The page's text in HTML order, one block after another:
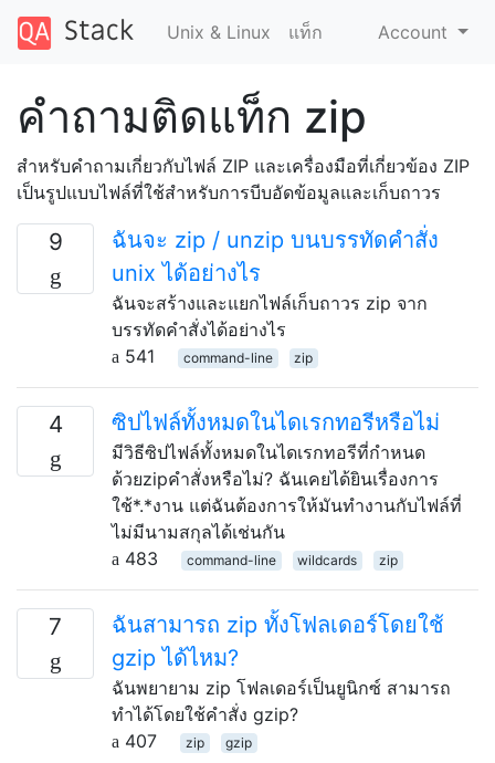
Unix & Linux แท็ก Account
คำถามติดแท็ก zip
สำหรับคำถามเกี่ยวกับไฟล์ ZIP และเครื่องมือที่เกี่ยวข้อง ZIP
เป็นรูปแบบไฟล์ที่ใช้สำหรับการบีบอัดข้อมูลและเก็บถาวร
9
ฉันจะ zip / unzip บนบรรทัดคำสั่ง
unix ได้อย่างไร
ฉันจะสร้างและแยกไฟล์เก็บถาวร zip จาก
บรรทัดคำสั่งได้อย่างไร
541
command-line zip
4 ซิปไฟล์ทั้งหมดในไดเรกทอรีหรือไม่
มีวิธีซิปไฟล์ทั้งหมดในไดเรกทอรีที่กำหนด
ด้วยzipคำสั่งหรือไม่? ฉันเคยได้ยินเรื่องการ
ใช้*.*งาน แต่ฉันต้องการให้มันทำงานกับไฟล์ที่
ไม่มีนามสกุลได้เช่นกัน
483
command-line wildcards zip
7
ฉันสามารถ zip ทั้งโฟลเดอร์โดยใช้
gzip ได้ไหม?
ฉันพยายาม zip โฟลเดอร์เป็นยูนิกซ์ สามารถ
ทำได้โดยใช้คำสั่ง gzip?
407
zip gzip